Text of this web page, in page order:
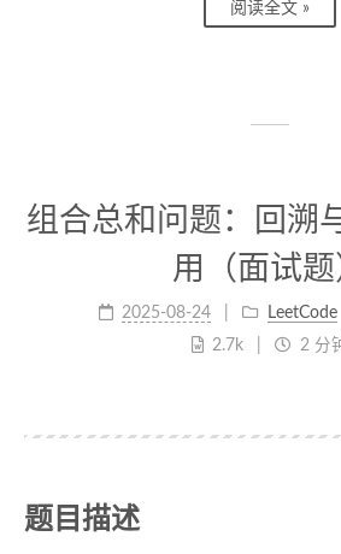
阅读全文 »
组合总和问题：回溯
用（面试题
2025-08-24 LeetCode
2.7k
2 分
题目描述